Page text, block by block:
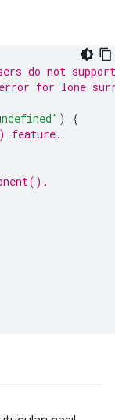
do not
error for lone
)
{
feature.